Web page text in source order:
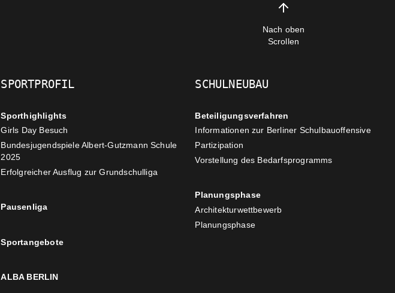
Nach oben
Scrollen
SPORTPROFIL
Sporthighlights
Girls Day Besuch
Bundesjugendspiele Albert-Gutzmann Schule
2025
Erfolgreicher Ausflug zur Grundschulliga
Pausenliga
Sportangebote
ALBA BERLIN
SCHULNEUBAU
Beteiligungsverfahren
Informationen zur Berliner Schulbauoffensive
Partizipation
Vorstellung des Bedarfsprogramms
Planungsphase
Architekturwettbewerb
Planungsphase